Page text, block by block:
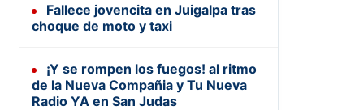
Fallece jovencita en Juigalpa tras
choque de moto y taxi
¡Y se rompen los fuegos! al ritmo
de la Nueva Compañia y Tu Nueva
Radio YA en San Judas